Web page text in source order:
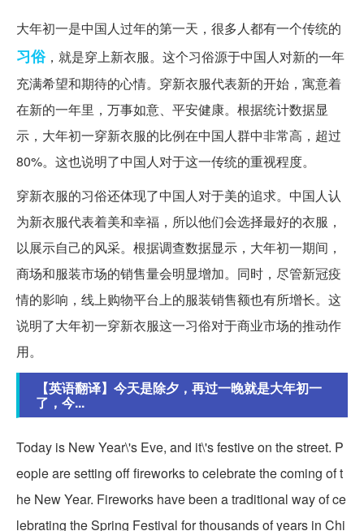
大年初一是中国人过年的第一天，很多人都有一个传统的
习俗，就是穿上新衣服。这个习俗源于中国人对新的一年
充满希望和期待的心情。穿新衣服代表新的开始，寓意着
在新的一年里，万事如意、平安健康。根据统计数据显
示，大年初一穿新衣服的比例在中国人群中非常高，超过
80%。这也说明了中国人对于这一传统的重视程度。
穿新衣服的习俗还体现了中国人对于美的追求。中国人认
为新衣服代表着美和幸福，所以他们会选择最好的衣服，
以展示自己的风采。根据调查数据显示，大年初一期间，
商场和服装市场的销售量会明显增加。同时，尽管新冠疫
情的影响，线上购物平台上的服装销售额也有所增长。这
说明了大年初一穿新衣服这一习俗对于商业市场的推动作
用。
【英语翻译】今天是除夕，再过一晚就是大年初一
了，今...
Today is New Year\'s Eve, and it\'s festive on the street. P
eople are setting off fireworks to celebrate the coming of t
he New Year. Fireworks have been a traditional way of ce
lebrating the Spring Festival for thousands of years in Chi